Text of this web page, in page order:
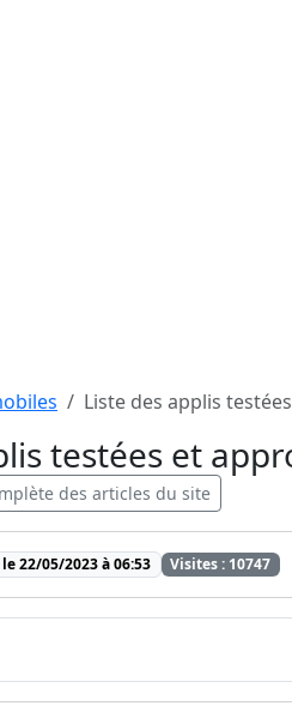
Liste des applis
testées et
des articles du site
22/05/2023 à 06:53 Visites : 10747